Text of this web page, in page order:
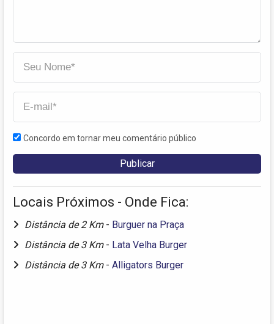
Concordo em tornar meu comentário público
Locais Próximos - Onde Fica:
Distância de 2 Km - Burguer na Praça
Distância de 3 Km - Lata Velha Burger
Distância de 3 Km - Alligators Burger